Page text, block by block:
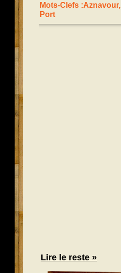
Mots-Clefs :Aznavour,
Port
Lire le reste »